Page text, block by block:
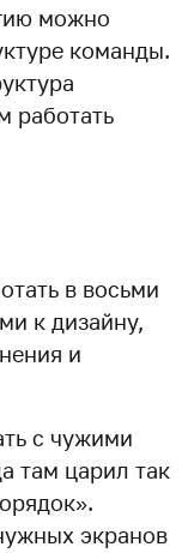
можно
команды.
работать
в восьми
к дизайну,
и
с чужими
там царил так
экранов